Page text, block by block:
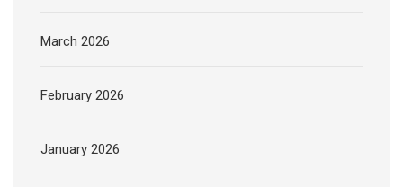
March 2026
February 2026
January 2026